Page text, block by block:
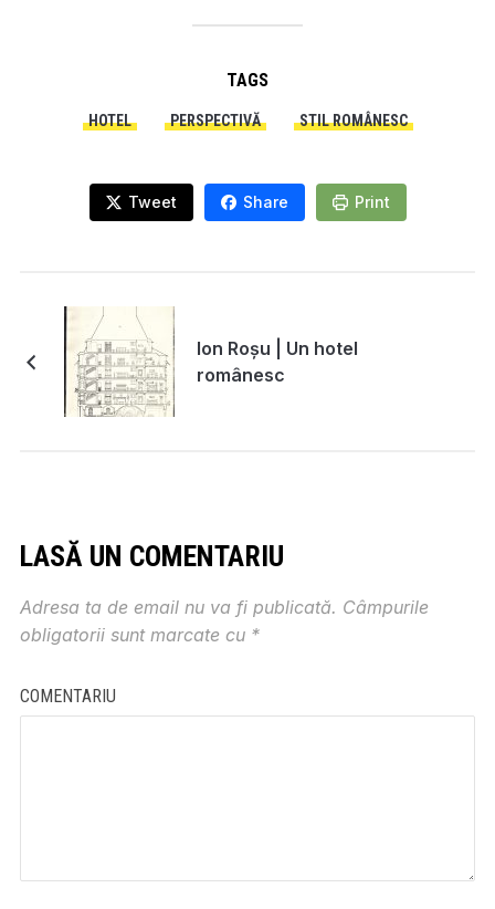
TAGS
HOTEL PERSPECTIVĂ STIL ROMÂNESC
Tweet Share Print
Ion Roșu | Un hotel
românesc
LASĂ UN COMENTARIU
Adresa ta de email nu va fi publicată. Câmpurile
obligatorii sunt marcate cu *
COMENTARIU